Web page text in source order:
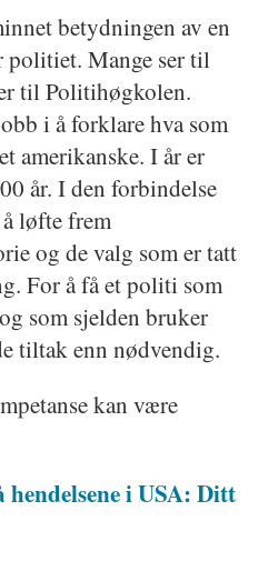
betydningen av en
Mange ser til
til Politihøgkolen.
i å forklare hva som
amerikanske. I år er
år. I den forbindelse
løfte frem
og de valg som er tatt
For å få et politi som
som sjelden bruker
tiltak enn nødvendig.
kan være
hendelsene i USA: Ditt